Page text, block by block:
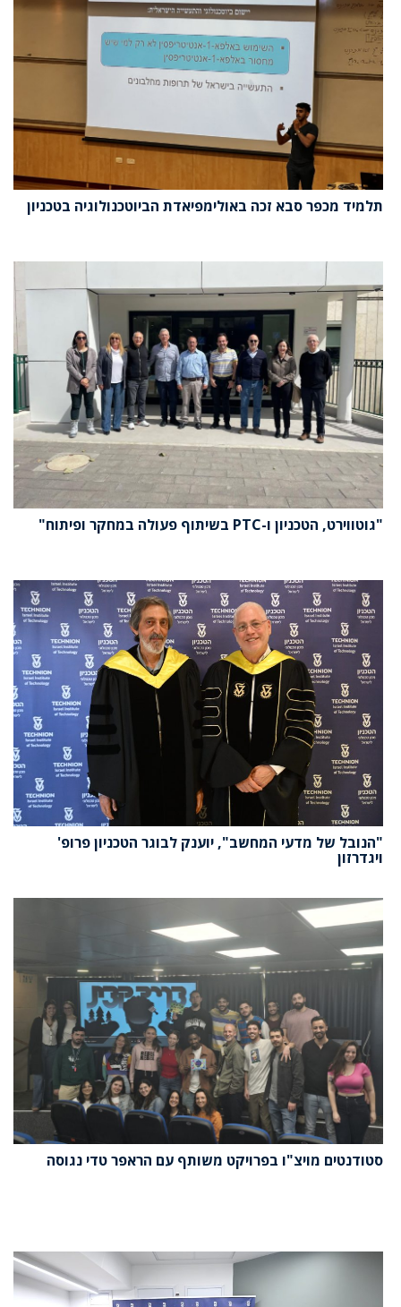
תלמיד מכפר סבא זכה באולימפיאדת הביוטכנולוגיה בטכניון‎
"גוטווירט, הטכניון ו-PTC בשיתוף פעולה במחקר ופיתוח"
"הנובל של מדעי המחשב", יוענק לבוגר הטכניון פרופ'
ויגדרזון
סטודנטים מויצ"ו בפרויקט משותף עם הראפר טדי נגוסה